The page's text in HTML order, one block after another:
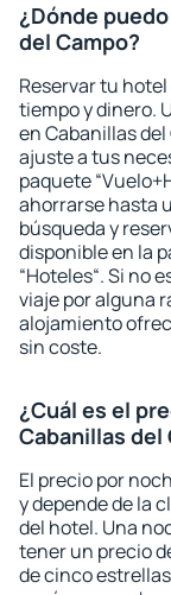
¿Dónde
del Campo?
Reservar tu
tiempo y dinero.
en Cabanillas
ajuste a tus
paquete
ahorrarse hasta
búsqueda y
disponible en la
“Hoteles“. Si no
viaje por alguna
alojamiento
sin coste.
¿Cuál es el
Cabanillas del
El precio por
y depende de la
del hotel. Una
tener un precio
de cinco